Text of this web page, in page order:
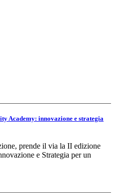
Academy: innovazione e strategia
prende il via la II edizione
e Strategia per un